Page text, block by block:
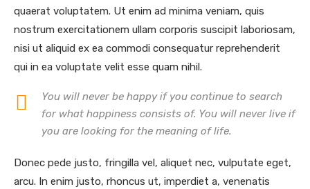
quaerat voluptatem. Ut enim ad minima veniam, quis
nostrum exercitationem ullam corporis suscipit laboriosam,
nisi ut aliquid ex ea commodi consequatur reprehenderit
qui in ea voluptate velit esse quam nihil.
You will never be happy if you continue to search
for what happiness consists of. You will never live if
you are looking for the meaning of life.
Donec pede justo, fringilla vel, aliquet nec, vulputate eget,
arcu. In enim justo, rhoncus ut, imperdiet a, venenatis